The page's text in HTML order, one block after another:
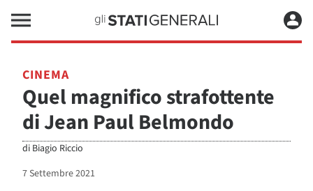
CINEMA
Quel magnifico strafottente
di Jean Paul Belmondo
di Biagio Riccio
7 Settembre 2021